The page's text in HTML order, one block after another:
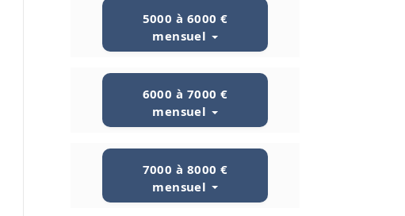
5000 à 6000 €
mensuel
6000 à 7000 €
mensuel
7000 à 8000 €
mensuel